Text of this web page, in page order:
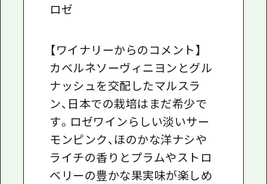
ロゼ
【ワイナリーからのコメント】
カベルネソーヴィニヨンとグル
ナッシュを交配したマルスラ
ン、日本での栽培はまだ希少で
す。ロゼワインらしい淡いサー
モンピンク、ほのかな洋ナシや
ライチの香りとプラムやストロ
ベリーの豊かな果実味が楽しめ